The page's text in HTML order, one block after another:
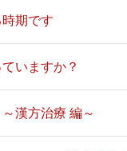
期です
いますか？
漢方治療 編～